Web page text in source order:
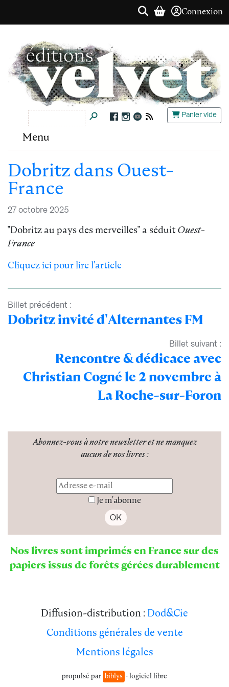
Connexion
Panier vide
Menu
Dobritz dans Ouest-
France
27 octobre 2025
"Dobritz au pays des merveilles" a séduit Ouest-
France
Cliquez ici pour lire l'article
Billet précédent :
Dobritz invité d'Alternantes FM
Billet suivant :
Rencontre & dédicace avec
Christian Cogné le 2 novembre à
La Roche-sur-Foron
Abonnez-vous à notre newsletteret ne manquez
aucun de nos livres :
Je m'abonne
Nos livres sont imprimés en France sur des
papiers issus de forêts gérées durablement
Diffusion-distribution : Dod&Cie
Conditions générales de vente
Mentions légales
propulsé par biblys · logiciel libre